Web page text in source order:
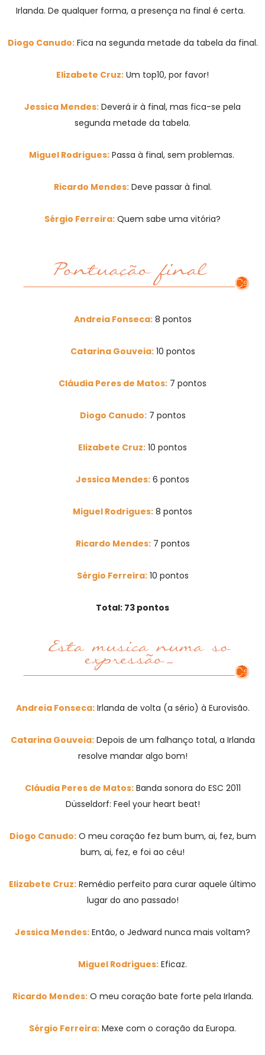
Irlanda. De qualquer forma, a presença na final é certa.
Diogo Canudo:Fica na segunda metade da tabela da final.
Elizabete Cruz: Um top10, por favor!
Jessica Mendes: Deverá ir à final, mas fica-se pela
segunda metade da tabela.
Miguel Rodrigues:Passa à final, sem problemas.
Ricardo Mendes:Deve passar à final.
Sérgio Ferreira: Quem sabe uma vitória?
Andreia Fonseca:8 pontos
Catarina Gouveia:10 pontos
Cláudia Peres de Matos: 7 pontos
Diogo Canudo:7 pontos
Elizabete Cruz: 10 pontos
Jessica Mendes: 6 pontos
Miguel Rodrigues: 8 pontos
Ricardo Mendes:7 pontos
Sérgio Ferreira:10 pontos
Total: 73 pontos
Andreia Fonseca:Irlanda de volta (a sério) à Eurovisão.
Catarina Gouveia:Depois de um falhanço total, a Irlanda
resolve mandar algo bom!
Cláudia Peres de Matos:Banda sonora do ESC 2011
Düsseldorf: Feel your heart beat!
Diogo Canudo:O meu coração fez bum bum, ai, fez, bum
bum, ai, fez, e foi ao céu!
Elizabete Cruz: Remédio perfeito para curar aquele último
lugar do ano passado!
Jessica Mendes: Então, o Jedward nunca mais voltam?
Miguel Rodrigues: Eficaz.
Ricardo Mendes:O meu coração bate forte pela Irlanda.
Sérgio Ferreira: Mexe com o coração da Europa.